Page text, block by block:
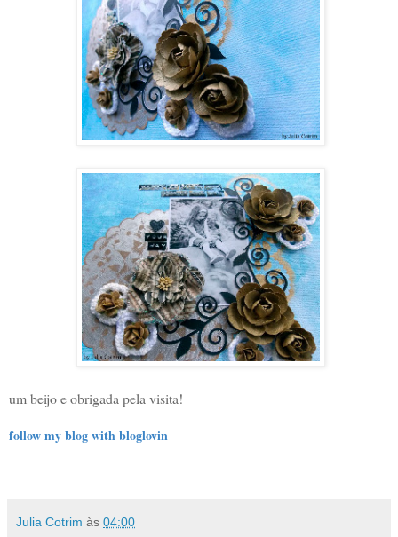
um beijo e obrigada pela visita!
follow my blog with bloglovin
Julia Cotrim às 04:00